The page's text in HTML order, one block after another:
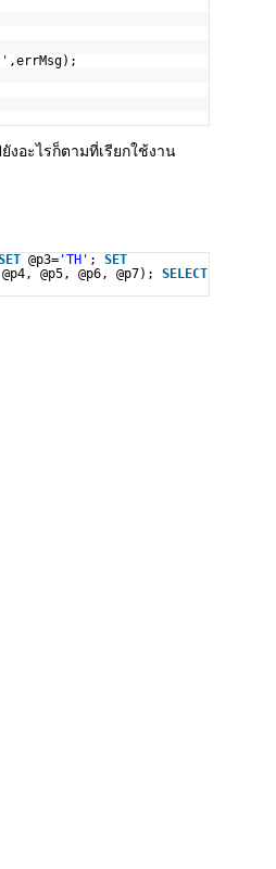
' ,errMsg);
งอะไรก็ตามที่เรียกใช้งาน
@p3='TH' ; SET
@p5, @p6, @p7); SELECT